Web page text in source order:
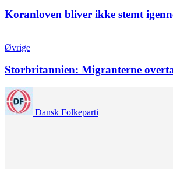
Koranloven bliver ikke stemt
Øvrige
Storbritannien: Migranterne
Dansk Folkeparti